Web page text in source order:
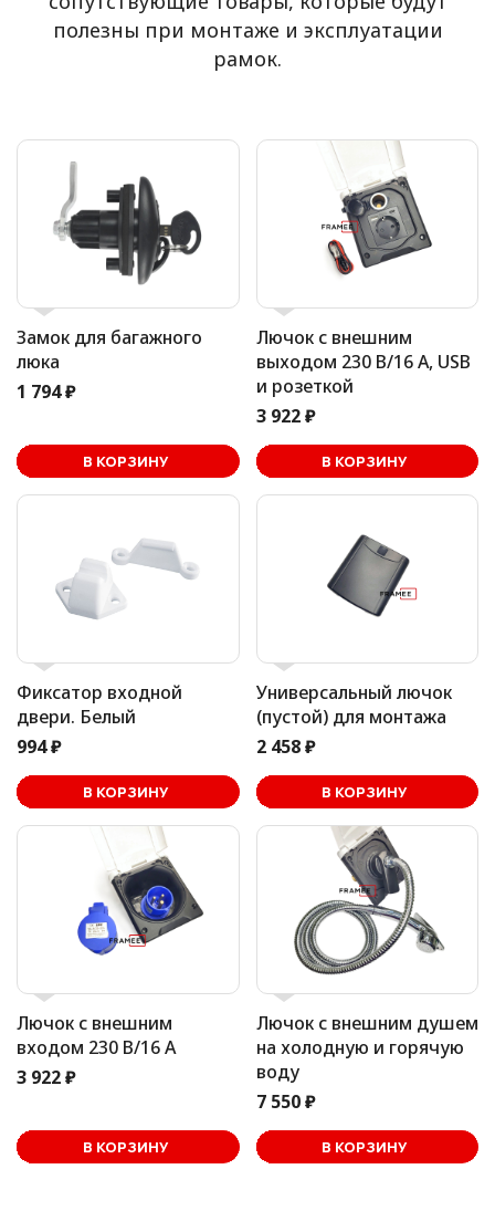
полезны при монтаже и эксплуатации
рамок.
Замок для багажного
люка
1 794 ₽
В КОРЗИНУ
Лючок с внешним
выходом 230 В/16 А, USB
и розеткой
3 922 ₽
В КОРЗИНУ
В корзине
Фиксатор входной
двери. Белый
994 ₽
В КОРЗИНУ
Универсальный лючок
(пустой) для монтажа
2 458 ₽
В КОРЗИНУ
В корзине
Лючок с внешним
входом 230 В/16 А
3 922 ₽
В КОРЗИНУ
Лючок с внешним душем
на холодную и горячую
воду
7 550 ₽
В КОРЗИНУ
В корзине